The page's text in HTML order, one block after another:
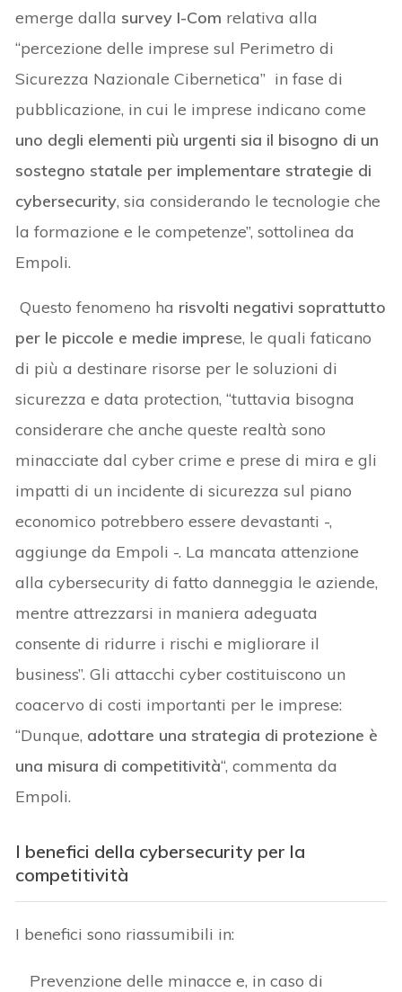
emerge dalla survey I-Com relativa alla
“percezione delle imprese sul Perimetro di
Sicurezza Nazionale Cibernetica” in fase di
pubblicazione, in cui le imprese indicano come
uno degli elementi più urgenti sia il bisogno di un
sostegno statale per implementare strategie di
cybersecurity, sia considerando le tecnologie che
la formazione e le competenze”, sottolinea da
Empoli.
Questo fenomeno ha risvolti negativi soprattutto
per le piccole e medie imprese, le quali faticano
di più a destinare risorse per le soluzioni di
sicurezza e data protection, “tuttavia bisogna
considerare che anche queste realtà sono
minacciate dal cyber crime e prese di mira e gli
impatti di un incidente di sicurezza sul piano
economico potrebbero essere devastanti -,
aggiunge da Empoli -. La mancata attenzione
alla cybersecurity di fatto danneggia le aziende,
mentre attrezzarsi in maniera adeguata
consente di ridurre i rischi e migliorare il
business”. Gli attacchi cyber costituiscono un
coacervo di costi importanti per le imprese:
“Dunque, adottare una strategia di protezione è
una misura di competitività“, commenta da
Empoli.
I benefici della cybersecurity per la
competitività
I benefici sono riassumibili in:
Prevenzione delle minacce e, in caso di